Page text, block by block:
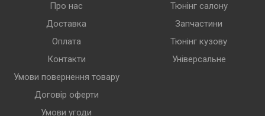
Про нас
Доставка
Оплата
Контакти
Умови повернення товару
Договір оферти
Умови угоди
Тюнінг салону
Запчастини
Тюнінг кузову
Універсальне